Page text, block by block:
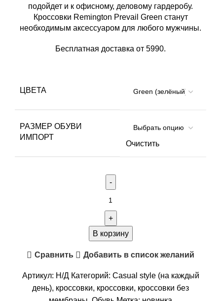
подойдет и к офисному, деловому гардеробу.
Кроссовки Remington Prevail Green станут
необходимым аксессуаром для любого мужчины.
Бесплатная доставка от 5990.
ЦВЕТА
РАЗМЕР ОБУВИ
ИМПОРТ
Очистить
Green
В корзину
Сравнить Добавить в список желаний
Артикул: Н/Д Категорий: Casual style (на каждый
день), кроссовки, кроссовки, кроссовки без